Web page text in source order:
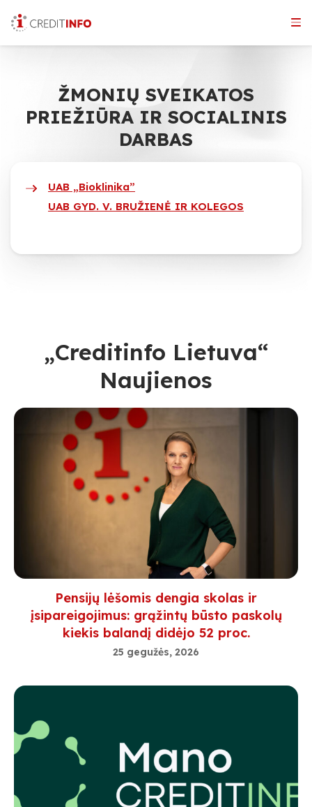
the
ŽMONIŲ SVEIKATOS
PRIEŽIŪRA IR SOCIALINIS
DARBAS
UAB „Bioklinika”
UAB GYD. V. BRUŽIENĖ IR KOLEGOS
„Creditinfo Lietuva“
Naujienos
Pensijų lėšomis dengia skolas ir
įsipareigojimus: grąžintų būsto paskolų
kiekis balandį didėjo 52 proc.
25 gegužės, 2026